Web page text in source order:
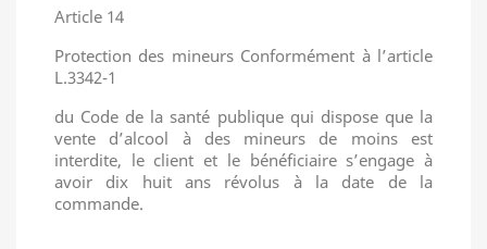
Article 14
Protection des mineurs Conformément à l’article
L.3342-1
du Code de la santé publique qui dispose que la
vente d’alcool à des mineurs de moins est
interdite, le client et le bénéficiaire s’engage à
avoir dix huit ans révolus à la date de la
commande.